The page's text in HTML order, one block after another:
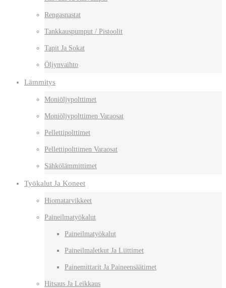
Rengasnastat
Tankkauspumput / Pistoolit
Tapit Ja Sokat
Öljynvaihto
Lämmitys
Moniöljypolttimet
Moniöljypolttimen Varaosat
Pellettipolttimet
Pellettipolttimen Varaosat
Sähkölämmittimet
Työkalut Ja Koneet
Hiomatarvikkeet
Paineilmatyökalut
Paineilmatyökalut
Paineilmaletkut Ja Liittimet
Painemittarit Ja Paineensäätimet
Hitsaus Ja Leikkaus